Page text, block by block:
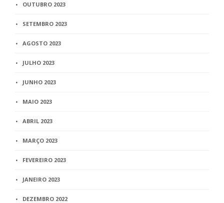
OUTUBRO 2023
SETEMBRO 2023
AGOSTO 2023
JULHO 2023
JUNHO 2023
MAIO 2023
ABRIL 2023
MARÇO 2023
FEVEREIRO 2023
JANEIRO 2023
DEZEMBRO 2022